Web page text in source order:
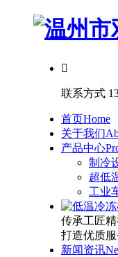

联系方式
首页Home
关于我们
产品中心
制冷
超低
工业
传承工匠精
打造优质服
新闻资讯